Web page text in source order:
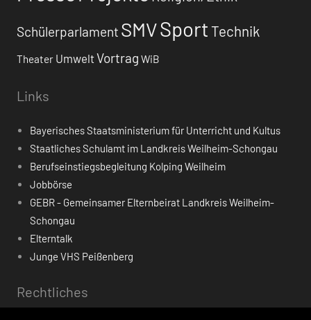
Schülerparlament SMVSport Technik
Theater UmweltVortrag WiB
Links
Bayerisches Staatsministerium für Unterricht und Kultus
Staatliches Schulamt im Landkreis Weilheim-Schongau
Berufseinstiegsbegleitung Kolping Weilheim
Jobbörse
GEBR - Gemeinsamer Elternbeirat Landkreis Weilheim-
Schongau
Elterntalk
Junge VHS Peißenberg
Rechtliches